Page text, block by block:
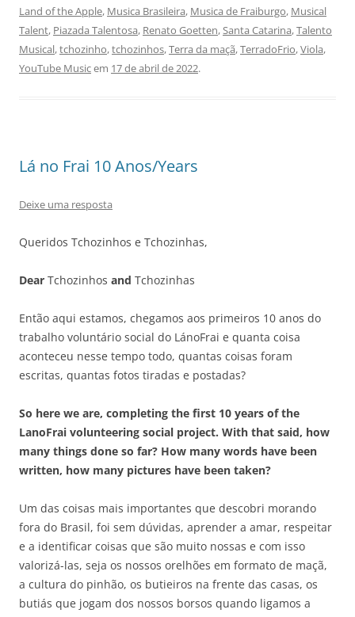
Land of the Apple, Musica Brasileira, Musica de Fraiburgo, Musical
Talent, Piazada Talentosa, Renato Goetten,Santa Catarina,Talento
Musical,tchozinho,tchozinhos,Terra da maçã,TerradoFrio,Viola,
YouTube Musicem 17 de abril de 2022.
Lá no Frai 10 Anos/Years
Deixe uma resposta
Queridos Tchozinhos e Tchozinhas,
Dear Tchozinhos and Tchozinhas
Então aqui estamos, chegamos aos primeiros 10 anos do
trabalho voluntário social do LánoFrai e quanta coisa
aconteceu nesse tempo todo, quantas coisas foram
escritas, quantas fotos tiradas e postadas?
So here we are, completing the first 10 years of the
LanoFrai volunteering social project. With that said, how
many things done so far? How many words have been
written, how many pictures have been taken?
Um das coisas mais importantes que descobri morando
fora do Brasil, foi sem dúvidas, aprender a amar, respeitar
e a identificar coisas que são muito nossas e com isso
valorizá-las, seja os nossos orelhões em formato de maçã,
a cultura do pinhão, os butieiros na frente das casas, os
butiás que jogam dos nossos borsos quando ligamos a